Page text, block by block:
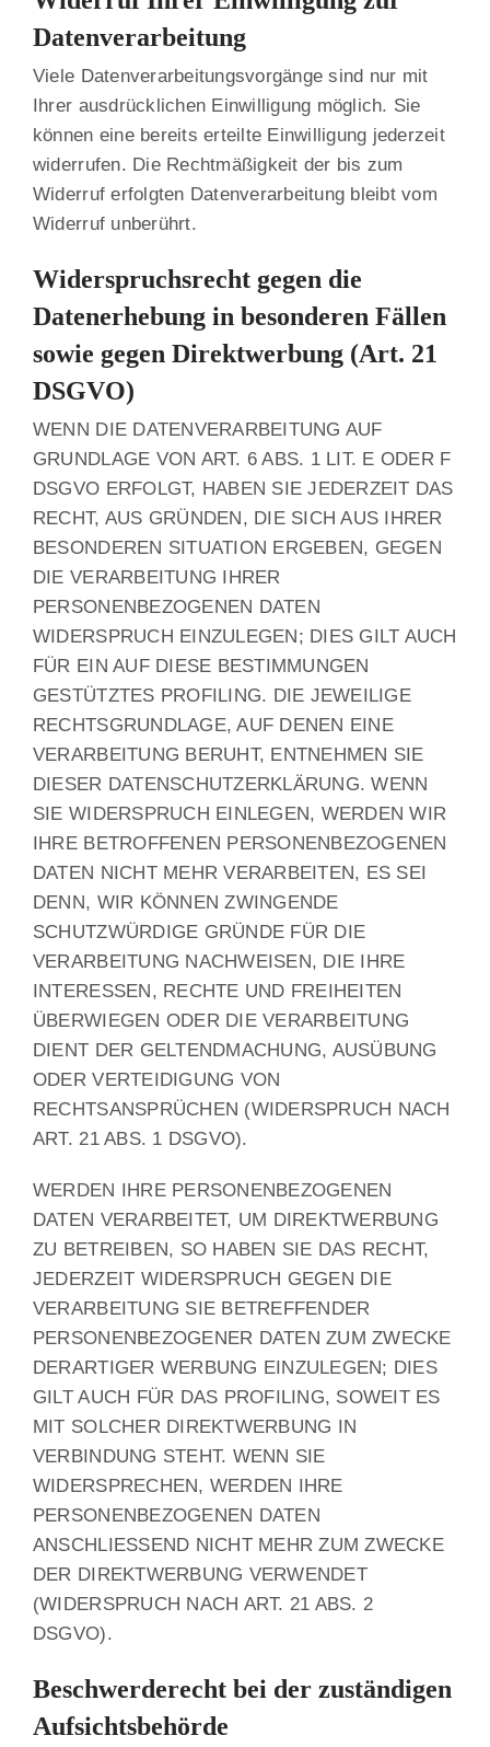
Datenverarbeitung
Viele Datenverarbeitungsvorgänge sind nur mit
Ihrer ausdrücklichen Einwilligung möglich. Sie
können eine bereits erteilte Einwilligung jederzeit
widerrufen. Die Rechtmäßigkeit der bis zum
Widerruf erfolgten Datenverarbeitung bleibt vom
Widerruf unberührt.
Widerspruchsrecht gegen die
Datenerhebung in besonderen Fällen
sowie gegen Direktwerbung (Art. 21
DSGVO)
WENN DIE DATENVERARBEITUNG AUF
GRUNDLAGE VON ART. 6 ABS. 1 LIT. E ODER F
DSGVO ERFOLGT, HABEN SIE JEDERZEIT DAS
RECHT, AUS GRÜNDEN, DIE SICH AUS IHRER
BESONDEREN SITUATION ERGEBEN, GEGEN
DIE VERARBEITUNG IHRER
PERSONENBEZOGENEN DATEN
WIDERSPRUCH EINZULEGEN; DIES GILT AUCH
FÜR EIN AUF DIESE BESTIMMUNGEN
GESTÜTZTES PROFILING. DIE JEWEILIGE
RECHTSGRUNDLAGE, AUF DENEN EINE
VERARBEITUNG BERUHT, ENTNEHMEN SIE
DIESER DATENSCHUTZERKLÄRUNG. WENN
SIE WIDERSPRUCH EINLEGEN, WERDEN WIR
IHRE BETROFFENEN PERSONENBEZOGENEN
DATEN NICHT MEHR VERARBEITEN, ES SEI
DENN, WIR KÖNNEN ZWINGENDE
SCHUTZWÜRDIGE GRÜNDE FÜR DIE
VERARBEITUNG NACHWEISEN, DIE IHRE
INTERESSEN, RECHTE UND FREIHEITEN
ÜBERWIEGEN ODER DIE VERARBEITUNG
DIENT DER GELTENDMACHUNG, AUSÜBUNG
ODER VERTEIDIGUNG VON
RECHTSANSPRÜCHEN (WIDERSPRUCH NACH
ART. 21 ABS. 1 DSGVO).
WERDEN IHRE PERSONENBEZOGENEN
DATEN VERARBEITET, UM DIREKTWERBUNG
ZU BETREIBEN, SO HABEN SIE DAS RECHT,
JEDERZEIT WIDERSPRUCH GEGEN DIE
VERARBEITUNG SIE BETREFFENDER
PERSONENBEZOGENER DATEN ZUM ZWECKE
DERARTIGER WERBUNG EINZULEGEN; DIES
GILT AUCH FÜR DAS PROFILING, SOWEIT ES
MIT SOLCHER DIREKTWERBUNG IN
VERBINDUNG STEHT. WENN SIE
WIDERSPRECHEN, WERDEN IHRE
PERSONENBEZOGENEN DATEN
ANSCHLIESSEND NICHT MEHR ZUM ZWECKE
DER DIREKTWERBUNG VERWENDET
(WIDERSPRUCH NACH ART. 21 ABS. 2
DSGVO).
Beschwerde­recht bei der zuständigen
Aufsichts­behörde